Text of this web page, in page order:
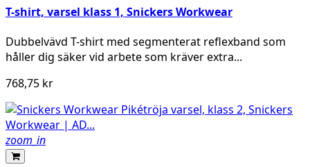
T-shirt, varsel klass 1, Snickers Workwear
Dubbelvävd T-shirt med segmenterat reflexband som
håller dig säker vid arbete som kräver extra...
768,75 kr
zoom_in